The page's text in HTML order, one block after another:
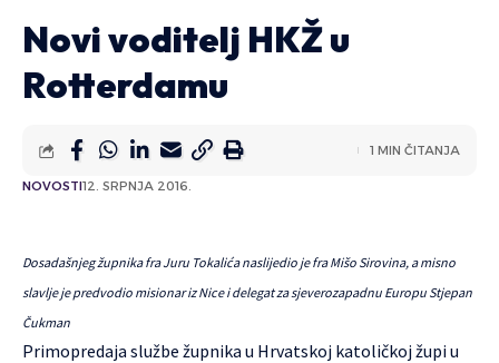
Novi voditelj HKŽ u
Rotterdamu
NOVOSTI12. SRPNJA 2016.
1 MIN ČITANJA
Dosadašnjeg župnika fra Juru Tokalića naslijedio je fra Mišo Sirovina, a misno
slavlje je predvodio misionar iz Nice i delegat za sjeverozapadnu Europu Stjepan
Čukman
Primopredaja službe župnika u Hrvatskoj katoličkoj župi u